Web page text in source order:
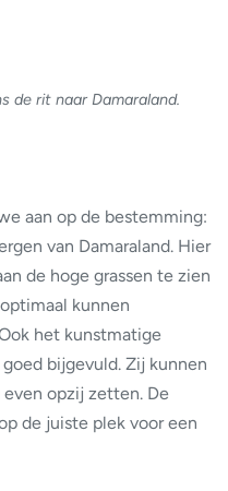
de rit naar Damaraland.
aan op de bestemming:
van Damaraland. Hier
de hoge grassen te zien
kunnen
het kunstmatige
bijgevuld. Zij kunnen
opzij zetten. De
de juiste plek voor een